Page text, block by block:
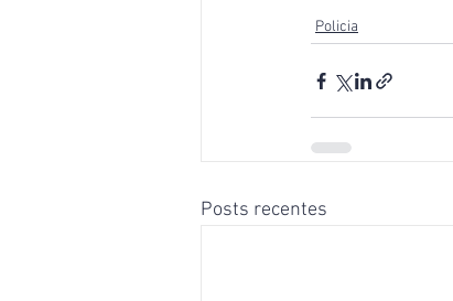
Policia
Posts recentes